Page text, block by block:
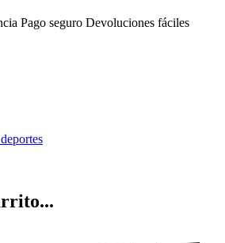
Pago seguro Devoluciones fáciles